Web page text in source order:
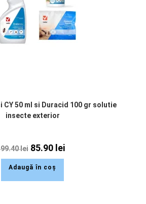
CY 50 ml si Duracid 100 gr solutie
insecte exterior
99.40lei 85.90 lei
Adaugă în coș